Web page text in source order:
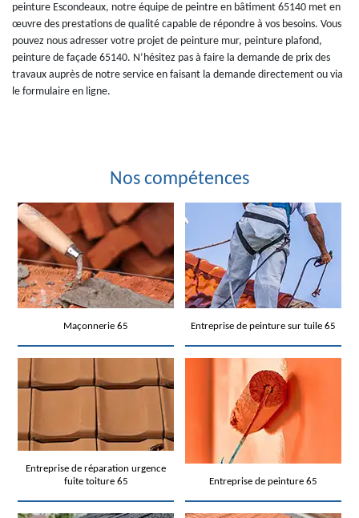
peinture Escondeaux, notre équipe de peintre en bâtiment 65140 met en
œuvre des prestations de qualité capable de répondre à vos besoins. Vous
pouvez nous adresser votre projet de peinture mur, peinture plafond,
peinture de façade 65140. N’hésitez pas à faire la demande de prix des
travaux auprès de notre service en faisant la demande directement ou via
le formulaire en ligne.
Nos compétences
Maçonnerie 65 Entreprise de peinture sur tuile 65
Entreprise de réparation urgence
fuite toiture 65
Entreprise de peinture 65